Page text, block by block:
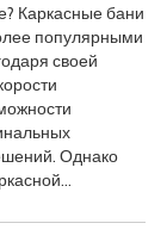
Каркасные бани
популярными
своей
Однако